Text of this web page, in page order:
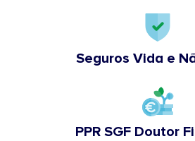
Seguros Vida e
PPR SGF Doutor